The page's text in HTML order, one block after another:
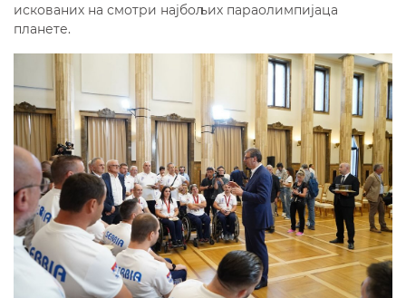
искованих на смотри најбољих параолимпијаца
планете.